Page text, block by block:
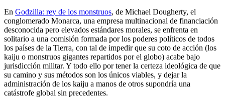
En Godzilla: rey de los monstruos, de Michael Dougherty, el
conglomerado Monarca, una empresa multinacional de financiación
desconocida pero elevados estándares morales, se enfrenta en
solitario a una comisión formada por los poderes políticos de todos
los países de la Tierra, con tal de impedir que su coto de acción (los
kaiju o monstruos gigantes repartidos por el globo) acabe bajo
jurisdicción militar. Y todo ello por tener la certeza ideológica de que
su camino y sus métodos son los únicos viables, y dejar la
administración de los kaiju a manos de otros supondría una
catástrofe global sin precedentes.